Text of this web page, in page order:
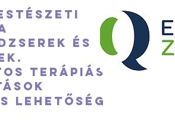
és
terápiás
lehetőség